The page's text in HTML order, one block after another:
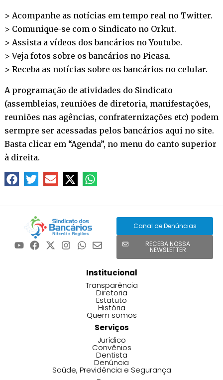
> Acompanhe as notícias em tempo real no Twitter.
> Comunique-se com o Sindicato no Orkut.
> Assista a vídeos dos bancários noYoutube.
> Veja fotos sobre os bancários no Picasa.
> Receba as notícias sobre os bancários no celular.
A programação de atividades do Sindicato
(assembleias, reuniões de diretoria, manifestações,
reuniões nas agências, confraternizações etc) podem
sermpre ser acessadas pelos bancários aqui no site.
Basta clicar em “Agenda”, no menu do canto superior
à direita.
Canal de Denúncias
RECEBA NOSSA
NEWSLETTER
Institucional
Transparência
Diretoria
Estatuto
História
Quem somos
Serviços
Jurídico
Convênios
Dentista
Denúncia
Saúde, Previdência e Segurança